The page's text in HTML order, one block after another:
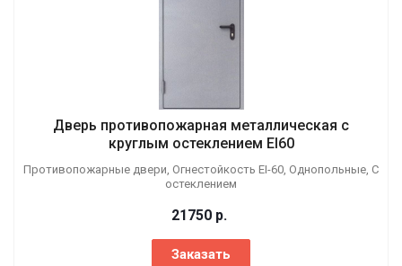
Дверь противопожарная металлическая с
круглым остеклением EI60
Противопожарные двери, Огнестойкость EI-60, Однопольные, С
остеклением
21750 р.
Заказать